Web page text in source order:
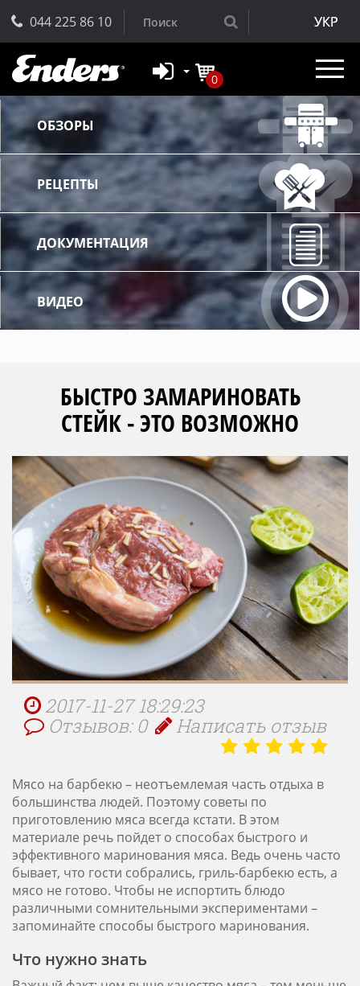
044 225 86 10 УКР
0
ОБЗОРЫ
РЕЦЕПТЫ
ДОКУМЕНТАЦИЯ
ВИДЕО
БЫСТРО ЗАМАРИНОВАТЬ
СТЕЙК - ЭТО ВОЗМОЖНО
2017-11-27 18:29:23
Отзывов: 0
Написать отзыв
Мясо на барбекю – неотъемлемая часть отдыха в
большинства людей. Поэтому советы по
приготовлению мяса всегда кстати. В этом
материале речь пойдет о способах быстрого и
эффективного маринования мяса. Ведь очень часто
бывает, что гости собрались, гриль-барбекю есть, а
мясо не готово. Чтобы не испортить блюдо
различными сомнительными экспериментами –
запоминайте способы быстрого маринования.
Что нужно знать